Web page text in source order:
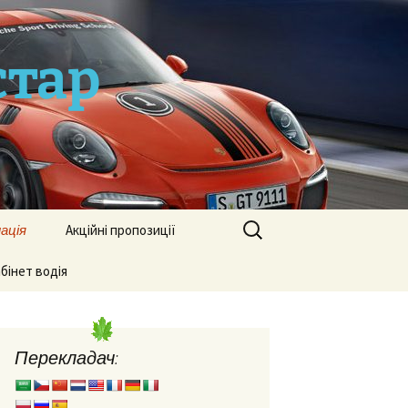
та
Акційні пропозиції
водія
Пошук:
Перекладач: